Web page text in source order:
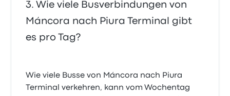
Wie viele Busverbindungen von
Máncora nach Piura Terminal gibt
es pro Tag?
Wie viele Busse von Máncora nach Piura
Terminal verkehren, kann vom Wochentag